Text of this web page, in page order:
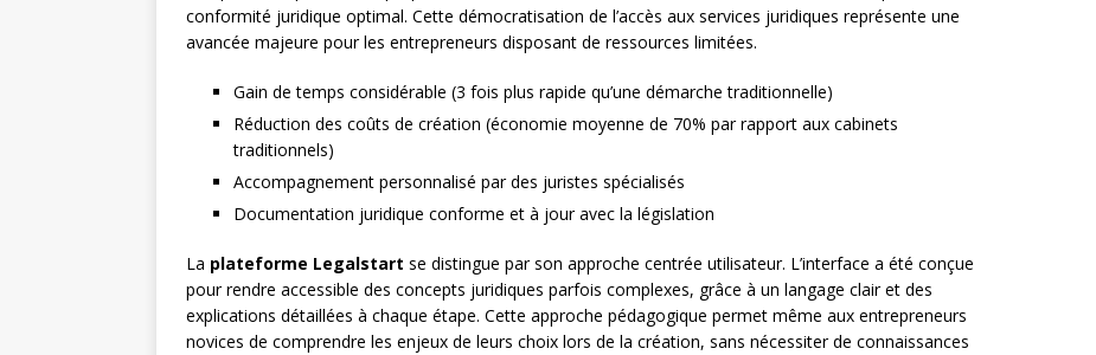
conformité juridique optimal. Cette démocratisation de l’accès aux services juridiques représente une
avancée majeure pour les entrepreneurs disposant de ressources limitées.
Gain de temps considérable (3 fois plus rapide qu’une démarche traditionnelle)
Réduction des coûts de création (économie moyenne de 70% par rapport aux cabinets
traditionnels)
Accompagnement personnalisé par des juristes spécialisés
Documentation juridique conforme et à jour avec la législation
La plateforme Legalstart se distingue par son approche centrée utilisateur. L’interface a été conçue
pour rendre accessible des concepts juridiques parfois complexes, grâce à un langage clair et des
explications détaillées à chaque étape. Cette approche pédagogique permet même aux entrepreneurs
novices de comprendre les enjeux de leurs choix lors de la création, sans nécessiter de connaissances